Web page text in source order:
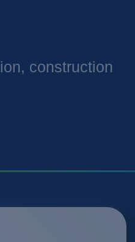
construction